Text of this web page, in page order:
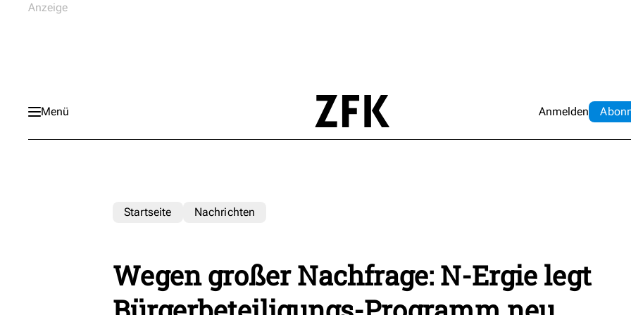
Menü Anmelden Abo
Startseite Nachrichten
Wegen großer Nachfrage: N-Ergie legt